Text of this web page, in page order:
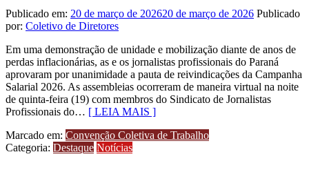
Publicado em: 20 de março de 202620 de março de 2026 Publicado
por: Coletivo de Diretores
Em uma demonstração de unidade e mobilização diante de anos de
perdas inflacionárias, as e os jornalistas profissionais do Paraná
aprovaram por unanimidade a pauta de reivindicações da Campanha
Salarial 2026. As assembleias ocorreram de maneira virtual na noite
de quinta-feira (19) com membros do Sindicato de Jornalistas
Profissionais do… [ LEIA MAIS ]
Marcado em: Convenção Coletiva de Trabalho
Categoria: Destaque Notícias